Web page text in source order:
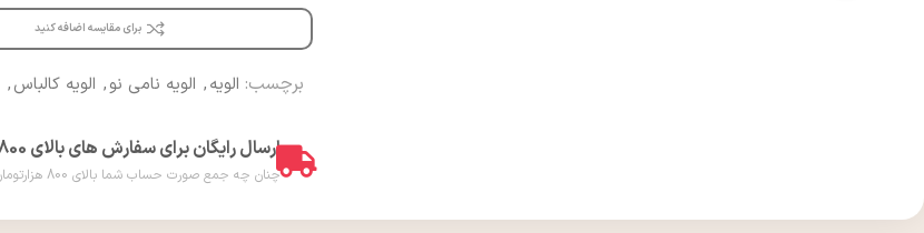
برای مقایسه اضافه کنید
برچسب: الویه, الویه نامی نو, الویه کالباس,
ارسال رایگان برای سفارش های بالای 800 هزار تومان
چنان چه جمع صورت حساب شما بالای 800 هزارتومان شود هزینه ارسال برای شما به صورت رایگان محاسبه خواهد شد. ( فقط در شهر ورامین )